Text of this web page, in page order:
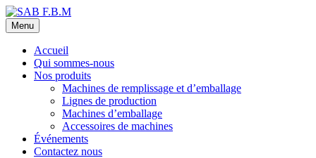
Menu
Accueil
Qui sommes-nous
Nos produits
Machines de remplissage et d’emballage
Lignes de production
Machines d’emballage
Accessoires de machines
Événements
Contactez nous